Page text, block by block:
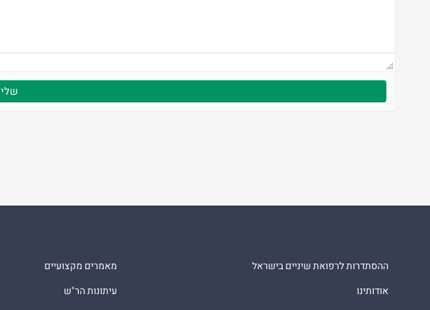
ההסתדרות לרפואת שיניים בישראל
אודותינו
מאמרים מקצועיים
עיתונות הר"ש